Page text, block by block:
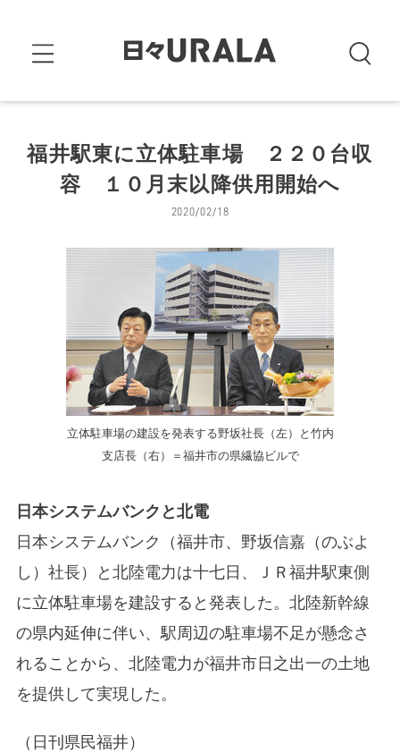
福井駅東に立体駐車場 ２２０台収
容 １０月末以降供用開始へ
2020/02/18
立体駐車場の建設を発表する野坂社長（左）と竹内
支店長（右）＝福井市の県繊協ビルで
日本システムバンクと北電
日本システムバンク（福井市、野坂信嘉（のぶよ
し）社長）と北陸電力は十七日、ＪＲ福井駅東側
に立体駐車場を建設すると発表した。北陸新幹線
の県内延伸に伴い、駅周辺の駐車場不足が懸念さ
れることから、北陸電力が福井市日之出一の土地
を提供して実現した。
（日刊県民福井）